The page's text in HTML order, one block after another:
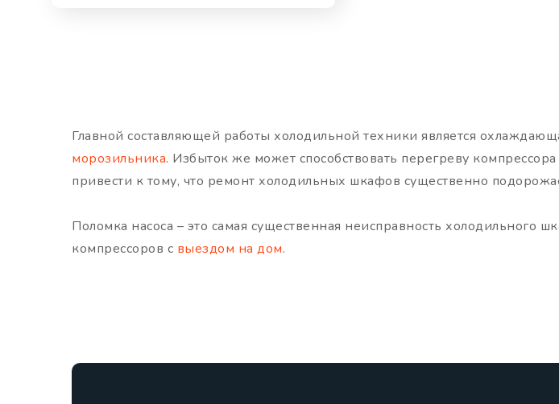
Главной составляющей работы холодильной техники является
морозильника. Избыток же может способствовать перегреву
привести к тому, что ремонт холодильных шкафов существенно
Поломка насоса – это самая существенная неисправность холодильного
компрессоров с выездом на дом.